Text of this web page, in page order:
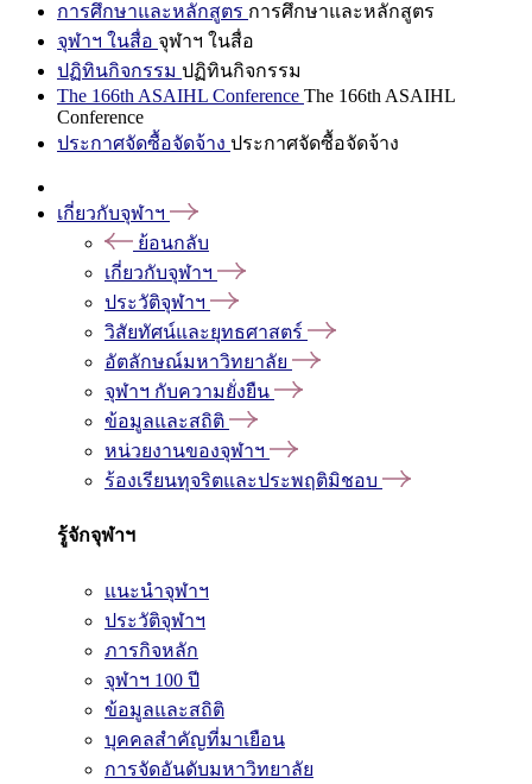
การศึกษาและหลักสูตร การศึกษาและหลักสูตร
จุฬาฯ ในสื่อ จุฬาฯ ในสื่อ
ปฏิทินกิจกรรม ปฏิทินกิจกรรม
The 166th ASAIHL Conference The 166th ASAIHL
Conference
ประกาศจัดซื้อจัดจ้าง ประกาศจัดซื้อจัดจ้าง
เกี่ยวกับจุฬาฯ
ย้อนกลับ
เกี่ยวกับจุฬาฯ
ประวัติจุฬาฯ
วิสัยทัศน์และยุทธศาสตร์
อัตลักษณ์มหาวิทยาลัย
จุฬาฯ กับความยั่งยืน
ข้อมูลและสถิติ
หน่วยงานของจุฬาฯ
ร้องเรียนทุจริตและประพฤติมิชอบ
รู้จักจุฬาฯ
แนะนำจุฬาฯ
ประวัติจุฬาฯ
ภารกิจหลัก
จุฬาฯ 100 ปี
ข้อมูลและสถิติ
บุคคลสำคัญที่มาเยือน
การจัดอันดับมหาวิทยาลัย